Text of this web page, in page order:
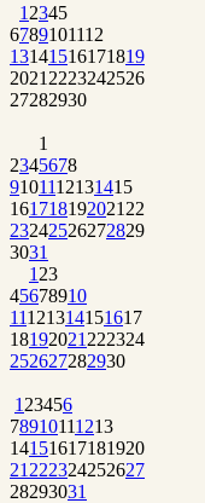
1 2345
6789101112
13141516171819
2021 2223242526
27282930
1
2345678
9101112131415
161718192021 22
23242526272829
3031
1 23
45678910
11121314151617
18192021 222324
252627282930
1 23456
78910111213
14151617181920
21 222324252627
28293031